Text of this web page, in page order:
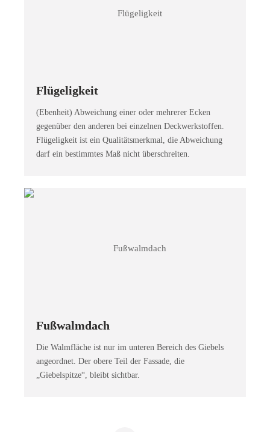
Flügeligkeit
(Ebenheit) Abweichung einer oder mehrerer Ecken
gegenüber den anderen bei einzelnen Deckwerkstoffen.
Flügeligkeit ist ein Qualitätsmerkmal, die Abweichung
darf ein bestimmtes Maß nicht überschreiten.
Fußwalmdach
Die Walmfläche ist nur im unteren Bereich des Giebels
angeordnet. Der obere Teil der Fassade, die
„Giebelspitze“, bleibt sichtbar.